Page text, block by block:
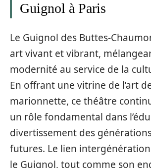
Guignol à Paris
Le Guignol des Buttes-
art vivant et vibrant,
modernité au service de la
En offrant une vitrine de l’art
marionnette, ce théâtre
un rôle fondamental dans
divertissement des
futures. Le lien
le Guignol, tout comme son